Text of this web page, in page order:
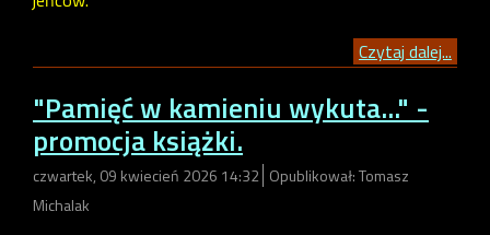
Czytaj dalej...
"Pamięć w kamieniu wykuta..." -
promocja książki.
czwartek, 09 kwiecień 2026 14:32 Opublikował: Tomasz
Michalak